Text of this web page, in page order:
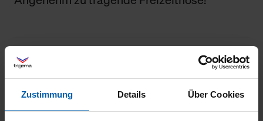
Zustimmung Details Über Cookies
29.07.2026
5
Tolle Passform und Qualität.